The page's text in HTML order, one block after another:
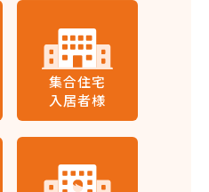
集合住宅
入居者様